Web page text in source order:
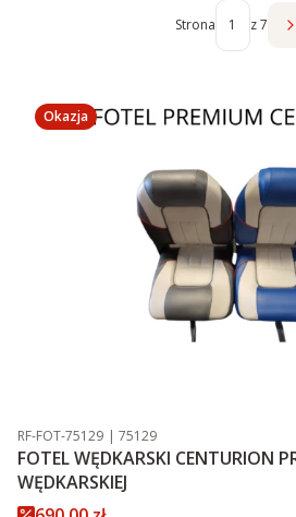
Strona z 7
Okazja
Kod produktu
RF-FOT-75129 Kod producenta
75129
FOTEL WĘDKARSKI CENTURION
WĘDKARSKIEJ